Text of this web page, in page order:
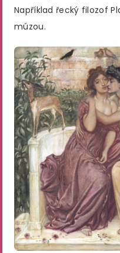
Například řecký filozof
múzou.